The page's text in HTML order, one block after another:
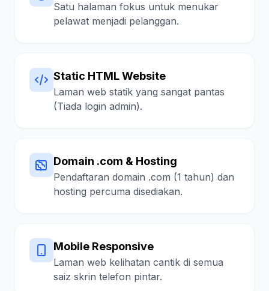
Satu halaman fokus untuk menukar
pelawat menjadi pelanggan.
Static HTML Website
Laman web statik yang sangat pantas
(Tiada login admin).
Domain .com & Hosting
Pendaftaran domain .com (1 tahun) dan
hosting percuma disediakan.
Mobile Responsive
Laman web kelihatan cantik di semua
saiz skrin telefon pintar.